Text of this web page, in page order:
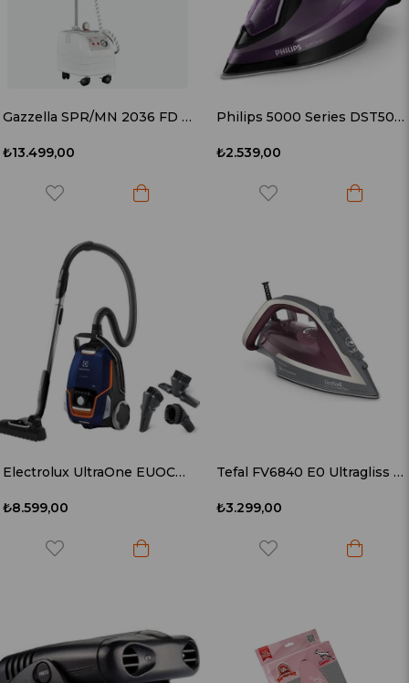
Gazzella SPR/MN 2036 FD Askıda Ütüleme Robotu
₺13.499,00
Philips 5000 Series DST5030/80 2400 W Buharlı Ütü
₺2.539,00
Electrolux UltraOne EUOC94DB 850 W Toz Torbalı Elektrikli Süpürge
₺8.599,00
Tefal FV6840 E0 Ultragliss Anti-Calc Plus 2800 W Buharlı Ütü
₺3.299,00